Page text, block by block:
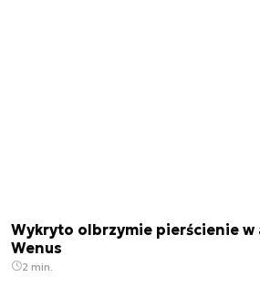
Wykryto olbrzymie pierścienie
Wenus
2 min.